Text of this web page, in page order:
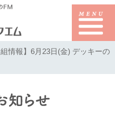
組情報】6月23日(金) デッキーの